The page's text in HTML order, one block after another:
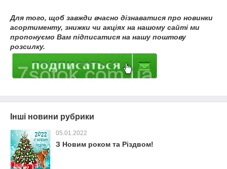
Для того, щоб завжди вчасно дізнаватися про новинки
асортименту, знижки чи акціях на нашому сайті ми
пропонуємо Вам підписатися на нашу поштову
розсилку.
Інші новини рубрики
05.01.2022
З Новим роком та Різдвом!